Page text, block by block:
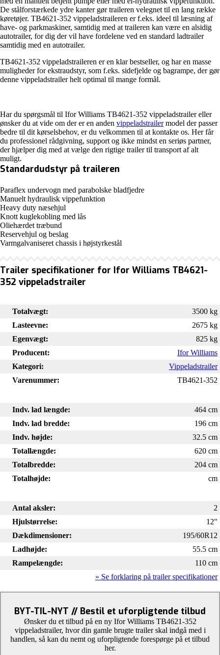
De stålforstærkede ydre kanter gør traileren velegnet til en lang række
køretøjer. TB4621-352 vippeladstraileren er f.eks. ideel til læsning af
have- og parkmaskiner, samtidig med at traileren kan være en alsidig
autotrailer, for dig der vil have fordelene ved en standard ladtrailer
samtidig med en autotrailer.
TB4621-352 vippeladstraileren er en klar bestseller, og har en masse
muligheder for ekstraudstyr, som f.eks. sidefjelde og bagrampe, der gør
denne vippeladstrailer helt optimal til mange formål.
Har du spørgsmål til Ifor Williams TB4621-352 vippeladstrailer eller
ønsker du at vide om der er en anden vippeladstrailermodel der passer
bedre til dit kørselsbehov, er du velkommen til at kontakte os. Her får
du professionel rådgivning, support og ikke mindst en seriøs partner,
der hjælper dig med at vælge den rigtige trailer til transport af alt
muligt.
Standardudstyr på traileren
Paraflex undervogn med parabolske bladfjedre
Manuelt hydraulisk vippefunktion
Heavy duty næsehjul
Knott kuglekobling med lås
Oliehærdet træbund
Reservehjul og beslag
Varmgalvaniseret chassis i højstyrkestål
Trailer specifikationer for Ifor Williams TB4621-
352 vippeladstrailer
Totalvægt:
3500 kg
Lasteevne:
2675 kg
Egenvægt:
825 kg
Producent:
Ifor Williams
Kategori:
Vippeladstrailer
Varenummer:
TB4621-352
Indv. lad længde:
464 cm
Indv. lad bredde:
196 cm
Indv. højde:
32.5 cm
Totallængde:
620 cm
Totalbredde:
204 cm
Totalhøjde:
cm
Antal aksler:
2
Hjulstørrelse:
12"
Dækdimensioner:
195/60R12
Ladhøjde:
55.5 cm
Rampelængde:
110 cm
» Se forklaring på trailer specifikationer
BYT-TIL-NYT // Bestil et uforpligtende tilbud
Ønsker du et tilbud på en ny Ifor Williams TB4621-352
vippeladstrailer, hvor din gamle brugte trailer skal indgå med i
handlen, så kan du nemt og uforpligtende forespørge på et tilbud
her.